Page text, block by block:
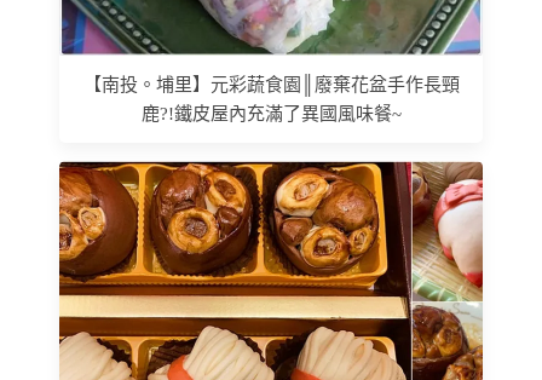
【南投。埔里】元彩蔬食園║廢棄花盆手作長頸
鹿?!鐵皮屋內充滿了異國風味餐~